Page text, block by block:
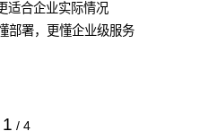
适合企业实际情况
部署，更懂企业级服务
1 / 4